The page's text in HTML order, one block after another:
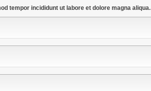
tempor incididunt ut labore et dolore magna aliqua.